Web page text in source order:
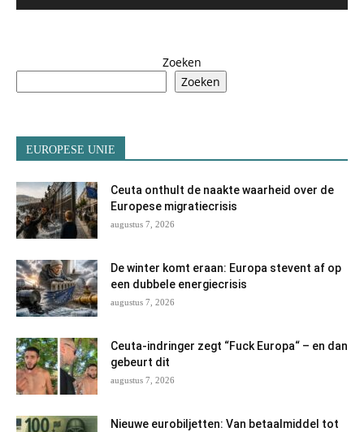
Zoeken
Zoeken
EUROPESE UNIE
Ceuta onthult de naakte waarheid over de
Europese migratiecrisis
augustus 7, 2026
De winter komt eraan: Europa stevent af op
een dubbele energiecrisis
augustus 7, 2026
Ceuta-indringer zegt “Fuck Europa“ – en dan
gebeurt dit
augustus 7, 2026
Nieuwe eurobiljetten: Van betaalmiddel tot